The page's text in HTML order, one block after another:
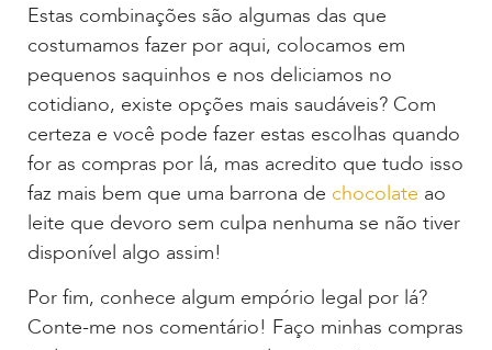
Estas combinações são algumas das que
costumamos fazer por aqui, colocamos em
pequenos saquinhos e nos deliciamos no
cotidiano, existe opções mais saudáveis? Com
certeza e você pode fazer estas escolhas quando
for as compras por lá, mas acredito que tudo isso
faz mais bem que uma barrona de chocolate ao
leite que devoro sem culpa nenhuma se não tiver
disponível algo assim!
Por fim, conhece algum empório legal por lá?
Conte-me nos comentário! Faço minhas compras